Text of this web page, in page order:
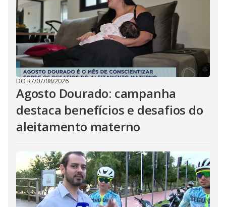
DO R7/07/08/2026
Agosto Dourado: campanha
destaca benefícios e desafios do
aleitamento materno